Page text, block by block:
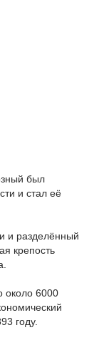
был
и стал её
и разделённый
крепость
около 6000
году.